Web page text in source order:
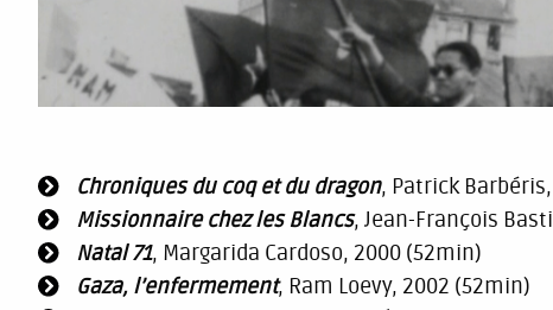
Chroniques du coq et du dragon, Patrick
Missionnaire chez les Blancs, Jean-François
Natal 71, Margarida Cardoso, 2000 (52min)
Gaza, l’enfermement, Ram Loevy, 2002 (52min)